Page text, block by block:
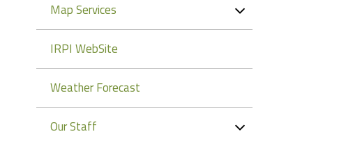
Map Services
IRPI WebSite
Weather Forecast
Our Staff